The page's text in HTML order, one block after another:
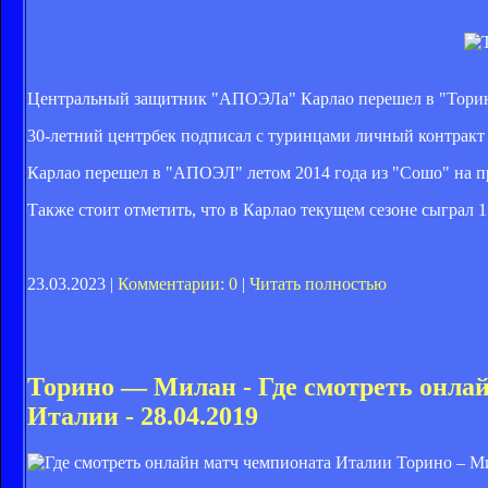
Центральный защитник "АПОЭЛа" Карлао перешел в
30-летний центрбек подписал с туринцами личный
Карлао перешел в "АПОЭЛ" летом 2014 года из "Сошо" на
Также стоит отметить, что в Карлао текущем сезоне сыграл
23.03.2023 | Комментарии: 0 | Читать полностью
Торино — Милан - Где смотреть
Италии - 28.04.2019